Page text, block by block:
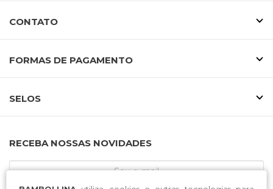
CONTATO
FORMAS DE PAGAMENTO
SELOS
RECEBA NOSSAS NOVIDADES